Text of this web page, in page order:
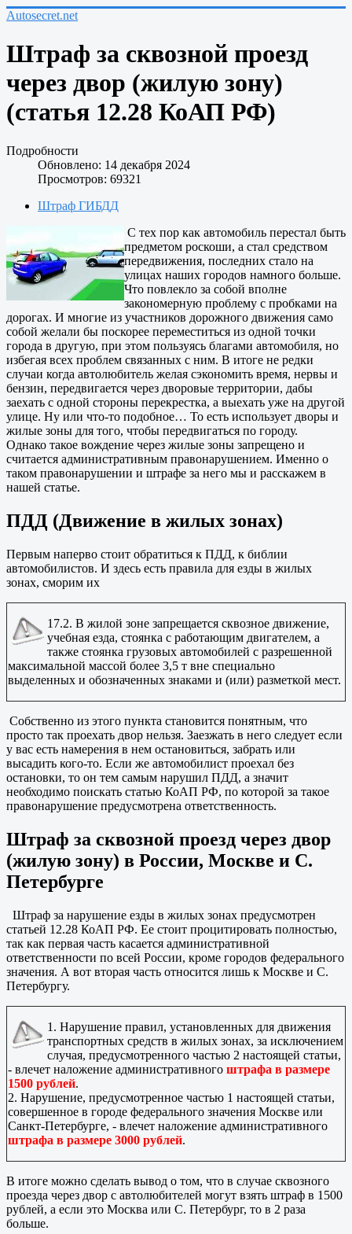
Autosecret.net
Штраф за сквозной проезд
через двор (жилую зону)
(статья 12.28 КоАП РФ)
Подробности
Обновлено: 14 декабря 2024
Просмотров: 69321
Штраф ГИБДД
С тех пор как автомобиль перестал быть
предметом роскоши, а стал средством
передвижения, последних стало на
улицах наших городов намного больше.
Что повлекло за собой вполне
закономерную проблему с пробками на
дорогах. И многие из участников дорожного движения само
собой желали бы поскорее переместиться из одной точки
города в другую, при этом пользуясь благами автомобиля, но
избегая всех проблем связанных с ним. В итоге не редки
случаи когда автолюбитель желая сэкономить время, нервы и
бензин, передвигается через дворовые территории, дабы
заехать с одной стороны перекрестка, а выехать уже на другой
улице. Ну или что-то подобное… То есть использует дворы и
жилые зоны для того, чтобы передвигаться по городу.
Однако такое вождение через жилые зоны запрещено и
считается административным правонарушением. Именно о
таком правонарушении и штрафе за него мы и расскажем в
нашей статье.
ПДД (Движение в жилых зонах)
Первым наперво стоит обратиться к ПДД, к библии
автомобилистов. И здесь есть правила для езды в жилых
зонах, сморим их
17.2. В жилой зоне запрещается сквозное движение,
учебная езда, стоянка с работающим двигателем, а
также стоянка грузовых автомобилей с разрешенной
максимальной массой более 3,5 т вне специально
выделенных и обозначенных знаками и (или) разметкой мест.
Собственно из этого пункта становится понятным, что
просто так проехать двор нельзя. Заезжать в него следует если
у вас есть намерения в нем остановиться, забрать или
высадить кого-то. Если же автомобилист проехал без
остановки, то он тем самым нарушил ПДД, а значит
необходимо поискать статью КоАП РФ, по которой за такое
правонарушение предусмотрена ответственность.
Штраф за сквозной проезд через двор
(жилую зону) в России, Москве и С.
Петербурге
Штраф за нарушение езды в жилых зонах предусмотрен
статьей 12.28 КоАП РФ. Ее стоит процитировать полностью,
так как первая часть касается административной
ответственности по всей России, кроме городов федерального
значения. А вот вторая часть относится лишь к Москве и С.
Петербургу.
1. Нарушение правил, установленных для движения
транспортных средств в жилых зонах, за исключением
случая, предусмотренного частью 2 настоящей статьи,
- влечет наложение административного штрафа в размере
1500 рублей.
2. Нарушение, предусмотренное частью 1 настоящей статьи,
совершенное в городе федерального значения Москве или
Санкт-Петербурге, - влечет наложение административного
штрафа в размере 3000 рублей.
В итоге можно сделать вывод о том, что в случае сквозного
проезда через двор с автолюбителей могут взять штраф в 1500
рублей, а если это Москва или С. Петербург, то в 2 раза
больше.